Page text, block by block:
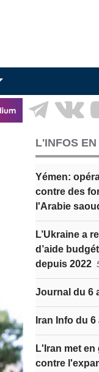
L'INFOS
Yémen:
contre des
l'Arabie
L’Ukraine a
d’aide
depuis 2022
Journal du 6
Iran Info du
L'Iran met en
contre